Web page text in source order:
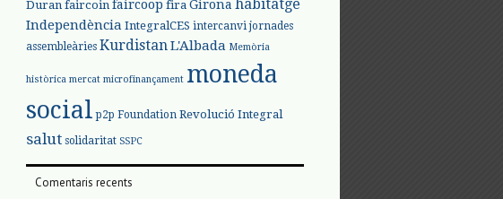
Duran faircoin faircoop fira Girona habitatge
Independència IntegralCES intercanvi jornades
assembleàries Kurdistan L'Albada Memòria
històrica mercat microfinançament moneda
social p2p Foundation Revolució Integral
salut solidaritat SSPC
Comentaris recents